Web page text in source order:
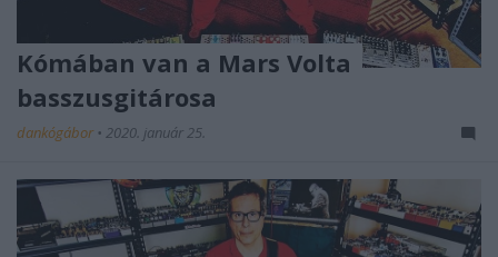
Kómában van a Mars Volta
basszusgitárosa
dankógábor • 2020. január 25.